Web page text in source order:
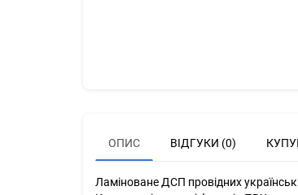
ОПИС ВІДГУКИ (0)
Ламіноване ДСП провідних